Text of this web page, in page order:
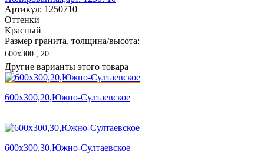
Артикул: 1250710
Оттенки
Красный
Размер гранита, толщина/высота:
600х300 , 20
Другие варианты этого товара
600х300,20,Южно-Султаевское
600х300,30,Южно-Султаевское